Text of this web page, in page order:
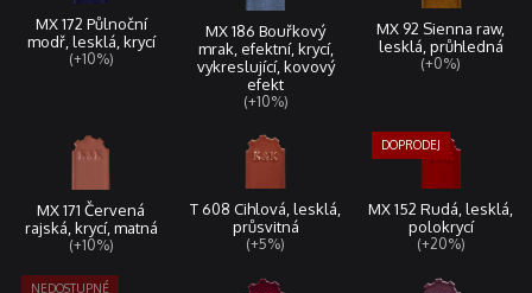
MX 172 Půlnoční
modř, lesklá, krycí
(+10%)
MX 186 Bouřkový
mrak, efektní, krycí,
vykreslující, kovový
efekt
(+10%)
MX 92 Sienna raw,
lesklá, průhledná
(+0%)
MX 171 Červená
rajská, krycí, matná
(+10%)
T 608 Cihlová, lesklá,
průsvitná
(+5%)
MX 152 Rudá, lesklá,
polokrycí
(+20%)